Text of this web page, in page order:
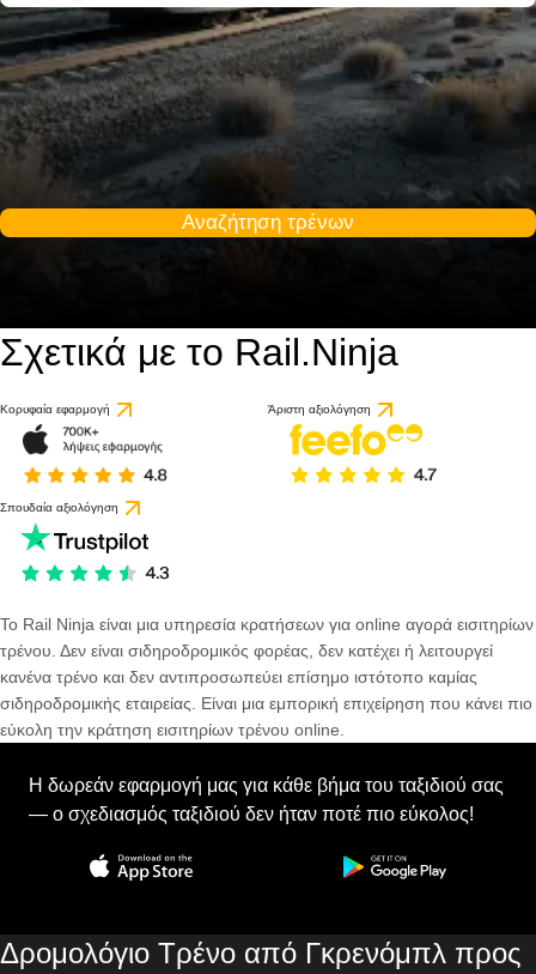
Αναζήτηση τρένων
Σχετικά με το Rail.Ninja
Κορυφαία εφαρμογή Άριστη αξιολόγηση
Σπουδαία αξιολόγηση
Το Rail Ninja είναι μια υπηρεσία κρατήσεων για online αγορά εισιτηρίων
τρένου. Δεν είναι σιδηροδρομικός φορέας, δεν κατέχει ή λειτουργεί
κανένα τρένο και δεν αντιπροσωπεύει επίσημο ιστότοπο καμίας
σιδηροδρομικής εταιρείας. Είναι μια εμπορική επιχείρηση που κάνει πιο
εύκολη την κράτηση εισιτηρίων τρένου online.
Η δωρεάν εφαρμογή μας για κάθε βήμα του ταξιδιού σας
— ο σχεδιασμός ταξιδιού δεν ήταν ποτέ πιο εύκολος!
Δρομολόγιο Τρένο από Γκρενόμπλ προς